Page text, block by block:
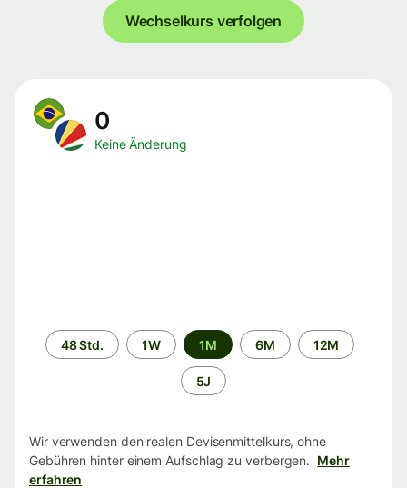
Wechselkurs verfolgen
0
Keine Änderung
Zeitraum
48 Std. 1W 1M 6M 12M
5J
Wir verwenden den realen Devisenmittelkurs, ohne
Gebühren hinter einem Aufschlag zu verbergen. Mehr
erfahren